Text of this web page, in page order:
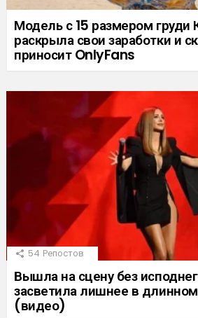
Модель с 15 размером груди
раскрыла свои заработки и
приносит OnlyFans
54 Репостов
Вышла на сцену без
засветила лишнее в
(видео)